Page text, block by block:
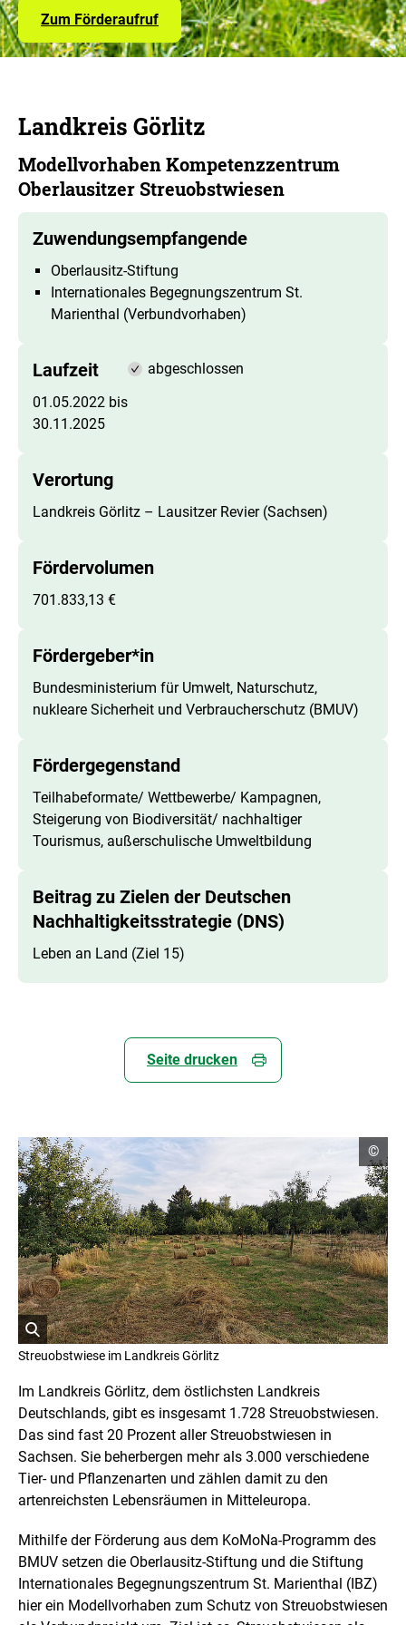
Zum Förderaufruf
Landkreis Görlitz
Modellvorhaben Kompetenzzentrum
Oberlausitzer Streuobstwiesen
Zuwendungsempfangende
Oberlausitz-Stiftung
Internationales Begegnungszentrum St.
Marienthal (Verbundvorhaben)
Laufzeit
abgeschlossen
01.05.2022 bis
30.11.2025
Verortung
Landkreis Görlitz – Lausitzer Revier (Sachsen)
Fördervolumen
701.833,13 €
Fördergeber*in
Bundesministerium für Umwelt, Naturschutz,
nukleare Sicherheit und Verbraucherschutz (BMUV)
Fördergegenstand
Teilhabeformate/ Wettbewerbe/ Kampagnen,
Steigerung von Biodiversität/ nachhaltiger
Tourismus, außerschulische Umweltbildung
Beitrag zu Zielen der Deutschen
Nachhaltigkeitsstrategie (DNS)
Leben an Land (Ziel 15)
Seite drucken
ö
f
n
e
t
B
i
d
n
e
i
n
e
C
o
p
y
r
i
g
h
t
I
n
f
o
r
o
n
n
©
Streuobstwiese im Landkreis Görlitz
Im Landkreis Görlitz, dem östlichsten Landkreis
Deutschlands, gibt es insgesamt 1.728 Streuobstwiesen.
Das sind fast 20 Prozent aller Streuobstwiesen in
Sachsen. Sie beherbergen mehr als 3.000 verschiedene
Tier- und Pflanzenarten und zählen damit zu den
artenreichsten Lebensräumen in Mitteleuropa.
Mithilfe der Förderung aus dem KoMoNa-Programm des
BMUV setzen die Oberlausitz-Stiftung und die Stiftung
Internationales Begegnungszentrum St. Marienthal (IBZ)
hier ein Modellvorhaben zum Schutz von Streuobstwiesen